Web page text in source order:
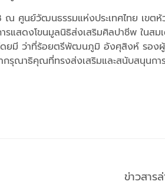
ศูนย์วัฒนธรรมแห่งประเทศไทย เขตห้
ารแสดงโขนมูลนิธิส่งเสริมศิลปาชีพ ใน
ยมี ว่าที่ร้อยตรีพัฒนภูมิ อังศุสิงห์ รองผู้
กรุณาธิคุณที่ทรงส่งเสริมและสนับสนุน
ข่าวสาร